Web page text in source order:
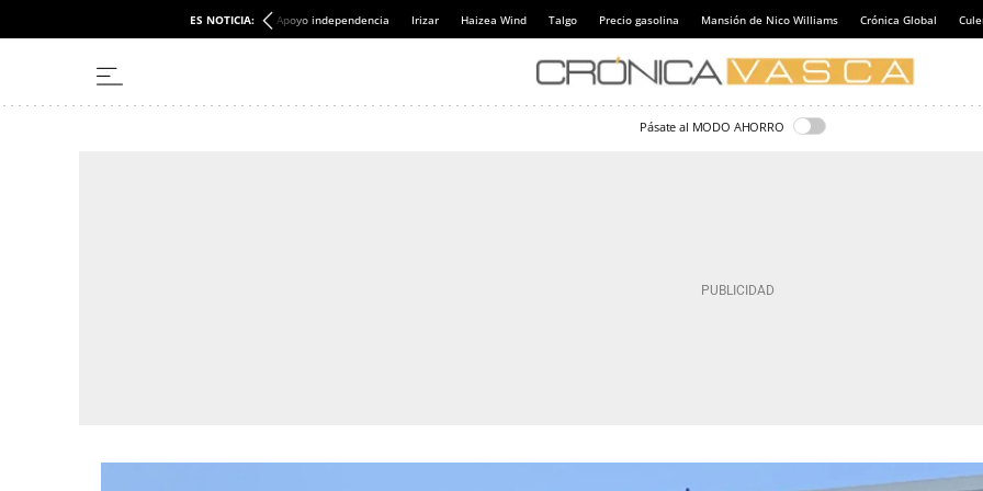
ES NOTICIA: Apoyo independencia Irizar Haizea Wind Talgo Precio gasolina Mansión de Nico Williams Crónica Global
Pásate al MODO AHORRO